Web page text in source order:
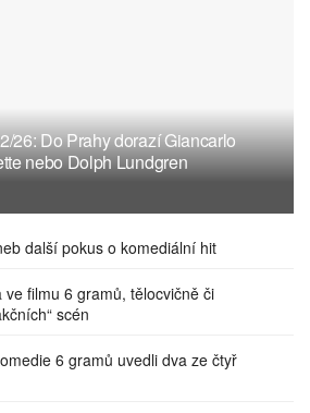
26: Do Prahy dorazí Giancarlo
nebo Dolph Lundgren
další pokus o komediální hit
filmu 6 gramů, tělocvičně či
scén
6 gramů uvedli dva ze čtyř